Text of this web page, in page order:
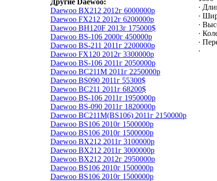
Другие Daewoo:
Daewoo BX212 2012г 6000000р
Daewoo FX212 2012г 6200000р
Daewoo BH120F 2013г 175000$
Daewoo BS-106 2000г 450000р
Daewoo BS-211 2011г 2200000р
Daewoo FX120 2012г 3300000р
Daewoo BS-106 2011г 2050000р
Daewoo BC211M 2011г 2250000р
Daewoo BS090 2011г 55300$
Daewoo BC211 2011г 68200$
Daewoo BS-106 2011г 1950000р
Daewoo BS-090 2011г 1820000р
Daewoo BC211M(BS106) 2011г 2150000р
Daewoo BS106 2010г 1500000р
Daewoo BS106 2010г 1500000р
Daewoo BX212 2011г 3100000р
Daewoo BX212 2011г 3000000р
Daewoo BX212 2012г 2950000р
Daewoo BS106 2010г 1500000р
Daewoo BS106 2010г 1500000р
·
·
·
·
·
·